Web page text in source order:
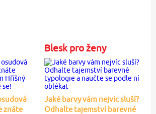
znáte
Blesk pro ženy
Jaké barvy vám nejvíc sluší?
Odhalte tajemství barevné